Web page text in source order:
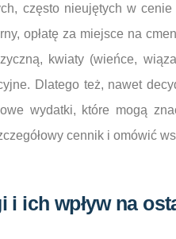
często nieujętych w
opłatę za miejsce na
kwiaty (wieńce,
Dlatego też, nawet
wydatki, które mogą
cennik i omówić
i ich wpływ na